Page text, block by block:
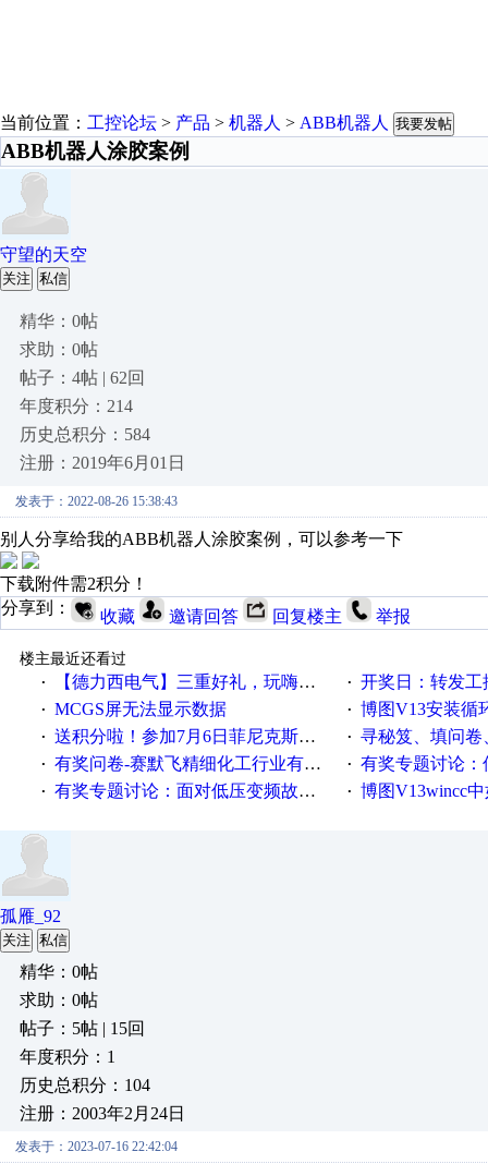
当前位置： 工控论坛 > 产品 > 机器人 > ABB机器人 我要发帖
ABB机器人涂胶案例
守望的天空
关注 私信
精华：0帖
求助：0帖
帖子：4帖 | 62回
年度积分：214
历史总积分：584
注册：2019年6月01日
发表于：2022-08-26 15:38:43
别人分享给我的ABB机器人涂胶案例，可以参考一下
下载附件需2积分！
分享到：
收藏 邀请回答 回复楼主 举报
楼主最近还看过
·
【德力西电气】三重好礼，玩嗨夏日！ · 开奖日：转发工控速派
· MCGS屏无法显示数据 · 博图V13安装循环重启
· 送积分啦！参加7月6日菲尼克斯在线研讨会即得 · 寻秘笈、填问卷
· 有奖问卷-赛默飞精细化工行业有奖调查来袭！ · 有奖专题讨论：伺服选择
· 有奖专题讨论：面对低压变频故障，老手是这样解决的！ · 博图V13wincc中如何
孤雁_92
关注 私信
精华：0帖
求助：0帖
帖子：5帖 | 15回
年度积分：1
历史总积分：104
注册：2003年2月24日
发表于：2023-07-16 22:42:04